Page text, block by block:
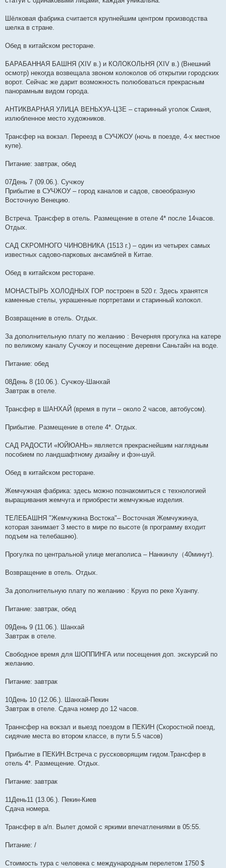
Шёлковая фабрика считается крупнейшим центром производства
шелка в стране.
Обед в китайском ресторане.
БАРАБАННАЯ БАШНЯ (XIV в.) и КОЛОКОЛЬНЯ (XІV в.) (Внешний
осмотр) некогда возвещала звоном колоколов об открытии городских
ворот. Сейчас же дарит возможность полюбоваться прекрасным
панорамным видом города.
АНТИКВАРНАЯ УЛИЦА ВЕНЬХУА-ЦЗЕ – старинный уголок Сианя,
излюбленное место художников.
Трансфер на вокзал. Переезд в СУЧЖОУ (ночь в поезде, 4-х местное
купе).
Питание: завтрак, обед
07День 7 (09.06.). Сучжоу
Прибытие в СУЧЖОУ – город каналов и садов, своеобразную
Восточную Венецию.
Встреча. Трансфер в отель. Размещение в отеле 4* после 14часов.
Отдых.
САД СКРОМНОГО ЧИНОВНИКА (1513 г.) – один из четырех самых
известных садово-парковых ансамблей в Китае.
Обед в китайском ресторане.
МОНАСТЫРЬ ХОЛОДНЫХ ГОР построен в 520 г. Здесь хранятся
каменные стелы, украшенные портретами и старинный колокол.
Возвращение в отель. Отдых.
За дополнительную плату по желанию : Вечерняя прогулка на катере
по великому каналу Сучжоу и посещение деревни Саньтайн на воде.
Питание: обед
08День 8 (10.06.). Сучжоу-Шанхай
Завтрак в отеле.
Трансфер в ШАНХАЙ (время в пути – около 2 часов, автобусом).
Прибытие. Размещение в отеле 4*. Отдых.
САД РАДОСТИ «ЮЙЮАНЬ» является прекраснейшим наглядным
пособием по ландшафтному дизайну и фэн-шуй.
Обед в китайском ресторане.
Жемчужная фабрика: здесь можно познакомиться с технологией
выращивания жемчуга и приобрести жемчужные изделия.
ТЕЛЕБАШНЯ "Жемчужина Востока"– Восточная Жемчужинуа,
которая занимает 3 место в мире по высоте (в программу входит
подъем на телебашню).
Прогулка по центральной улице мегаполиса – Нанкинлу（40минут).
Возвращение в отель. Отдых.
За дополнительную плату по желанию : Круиз по реке Хуанпу.
Питание: завтрак, обед
09День 9 (11.06.). Шанхай
Завтрак в отеле.
Свободное время для ШОППИНГА или посещения доп. экскурсий по
желанию.
Питание: завтрак
10День 10 (12.06.). Шанхай-Пекин
Завтрак в отеле. Сдача номер до 12 часов.
Траннсфер на вокзал и выезд поездом в ПЕКИН (Скоростной поезд,
сидячие места во втором классе, в пути 5.5 часов)
Прибытие в ПЕКИН.Встреча с руссковорящим гидом.Трансфер в
отель 4*. Размещение. Отдых.
Питание: завтрак
11День11 (13.06.). Пекин-Киев
Сдача номера.
Трансфер в а/п. Вылет домой с яркими впечатлениями в 05:55.
Питание: /
Стоимость тура с человека с международным перелетом 1750 $